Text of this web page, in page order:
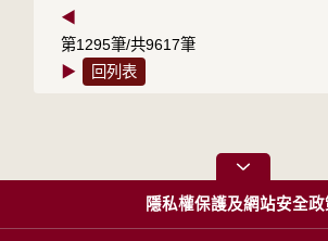
◀
第1295筆/共9617筆
▶
回列表
隱私權保護及網站安全政